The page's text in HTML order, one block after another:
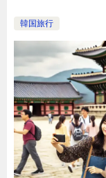
韓国旅行